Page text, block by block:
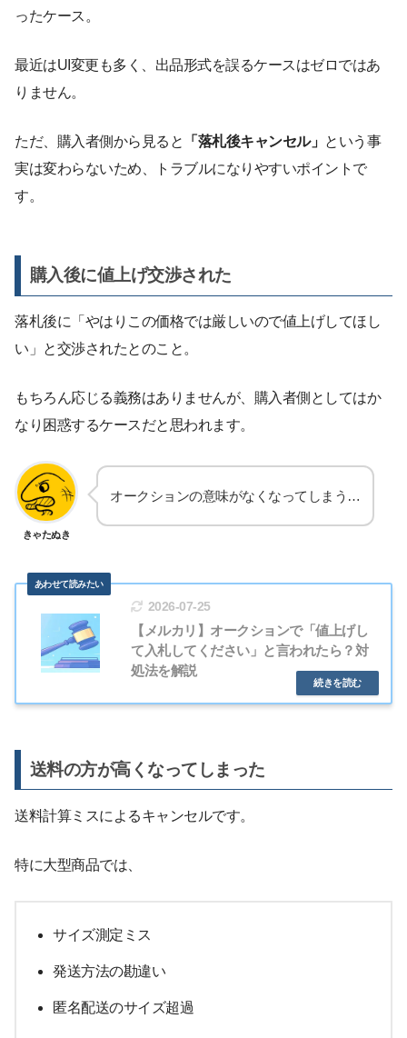
ったケース。
最近はUI変更も多く、出品形式を誤るケースはゼロではあ
りません。
ただ、購入者側から見ると 「落札後キャンセル」 という事
実は変わらないため、トラブルになりやすいポイントで
す。
購入後に値上げ交渉された
落札後に「やはりこの価格では厳しいので値上げしてほし
い」と交渉されたとのこと。
もちろん応じる義務はありませんが、購入者側としてはか
なり困惑するケースだと思われます。
きゃたぬき
オークションの意味がなくなってしまう…
2026-07-25
【メルカリ】オークションで「値上げし
て入札してください」と言われたら？対
処法を解説
送料の方が高くなってしまった
送料計算ミスによるキャンセルです。
特に大型商品では、
サイズ測定ミス
発送方法の勘違い
匿名配送のサイズ超過